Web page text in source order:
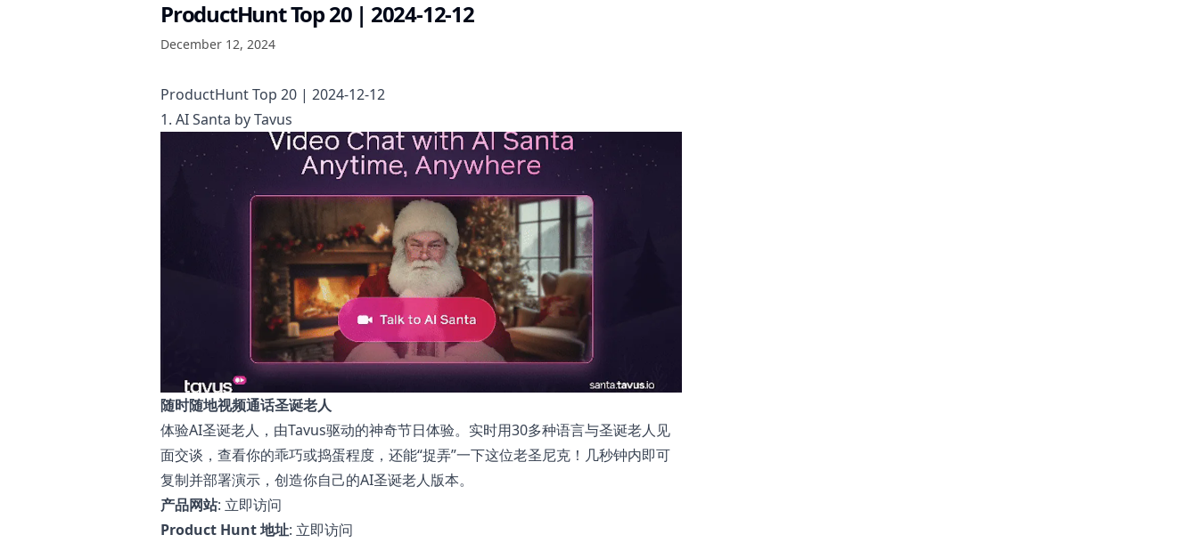
ProductHunt Top 20 | 2024-12-12
December 12, 2024
ProductHunt Top 20 | 2024-12-12
1. AI Santa by Tavus
随时随地视频通话圣诞老人
体验AI圣诞老人，由Tavus驱动的神奇节日体验。实时用30多种语言与圣诞老人见
面交谈，查看你的乖巧或捣蛋程度，还能“捉弄”一下这位老圣尼克！几秒钟内即可
复制并部署演示，创造你自己的AI圣诞老人版本。
产品网站: 立即访问
Product Hunt 地址: 立即访问